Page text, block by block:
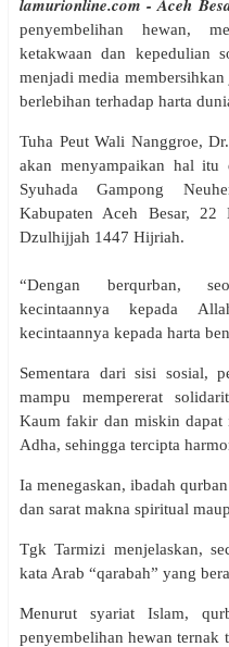
penyembelihan hewan,
ketakwaan dan kepedulian
menjadi media
berlebihan terhadap harta
Tuha Peut Wali Nanggroe,
akan menyampaikan hal
Syuhada Gampong
Kabupaten Aceh Besar, 22
Dzulhijjah 1447 Hijriah.
“Dengan berqurban,
kecintaannya kepada
kecintaannya kepada harta
Sementara dari sisi sosial,
mampu mempererat
Kaum fakir dan miskin dapat
Adha, sehingga tercipta
Ia menegaskan, ibadah
dan sarat makna spiritual
Tgk Tarmizi menjelaskan,
kata Arab “qarabah” yang
Menurut syariat Islam,
penyembelihan hewan ternak